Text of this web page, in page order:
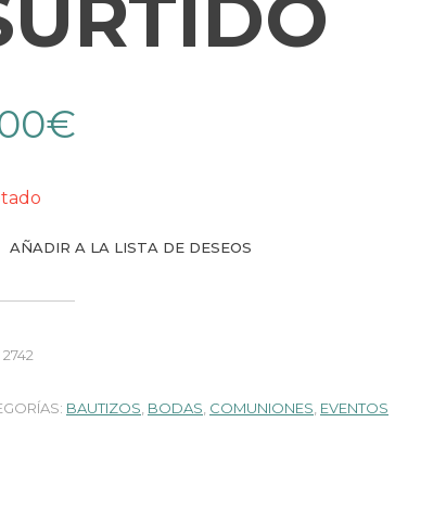
€
AÑADIR A LA LISTA DE DESEOS
2742
BAUTIZOS BODAS COMUNIONES EVENTOS